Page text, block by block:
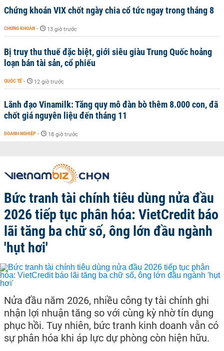
Chứng khoán VIX chốt ngày chia cổ tức ngay trong tháng 8
CHỨNG KHOÁN - 13 giờ trước
Bị truy thu thuế đặc biệt, giới siêu giàu Trung Quốc hoảng
loạn bán tài sản, cổ phiếu
QUỐC TẾ - 12 giờ trước
Lãnh đạo Vinamilk: Tăng quy mô đàn bò thêm 8.000 con, đã
chốt giá nguyên liệu đến tháng 11
DOANH NGHIỆP - 18 giờ trước
Bức tranh tài chính tiêu dùng nửa đầu
2026 tiếp tục phân hóa: VietCredit báo
lãi tăng ba chữ số, ông lớn đầu ngành
'hụt hơi'
Nửa đầu năm 2026, nhiều công ty tài chính ghi
nhận lợi nhuận tăng so với cùng kỳ nhờ tín dụng
phục hồi. Tuy nhiên, bức tranh kinh doanh vẫn có
sự phân hóa khi áp lực dự phòng còn hiện hữu.